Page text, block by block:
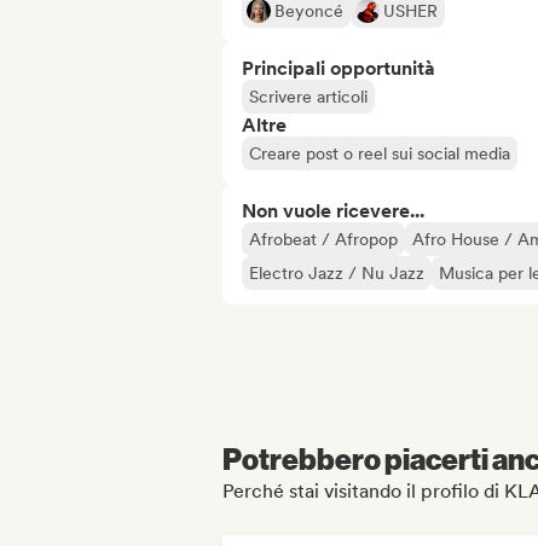
Beyoncé
USHER
Principali opportunità
Scrivere articoli
Altre
Creare post o reel sui social media
Non vuole ricevere...
Afrobeat / Afropop Afro House /
Electro Jazz / Nu Jazz
Musica per
Potrebbero piacerti
Perché stai visitando il profilo di